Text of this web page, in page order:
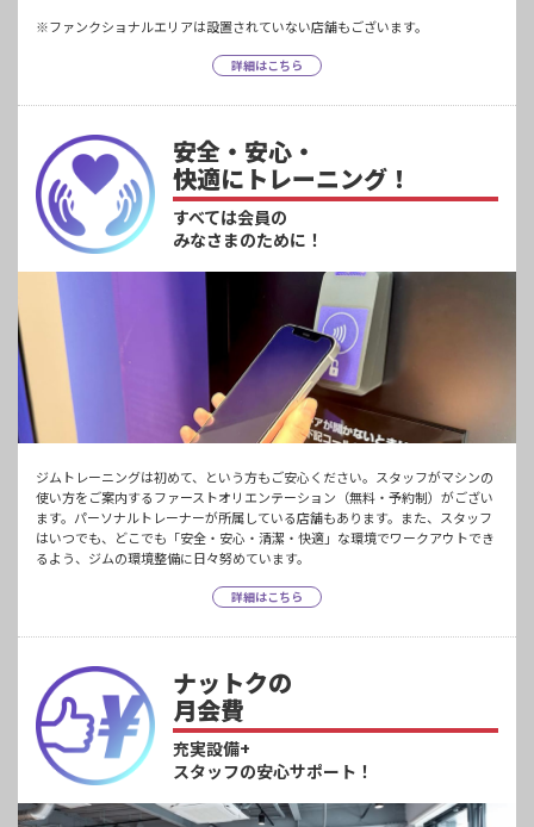
※ファンクショナルエリアは設置されていない店舗もございます。
詳細はこちら
安全・安心・
快適にトレーニング！
すべては会員の
みなさまのために！
ジムトレーニングは初めて、という方もご安心ください。スタッフがマシンの
使い方をご案内するファーストオリエンテーション（無料・予約制）がござい
ます。パーソナルトレーナーが所属している店舗もあります。また、スタッフ
はいつでも、どこでも「安全・安心・清潔・快適」な環境でワークアウトでき
るよう、ジムの環境整備に日々努めています。
詳細はこちら
ナットクの
月会費
充実設備+
スタッフの安心サポート！